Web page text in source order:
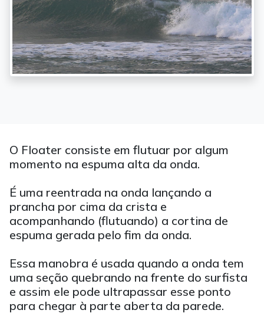
O Floater consiste em flutuar por algum
momento na espuma alta da onda.
É uma reentrada na onda lançando a
prancha por cima da crista e
acompanhando (flutuando) a cortina de
espuma gerada pelo fim da onda.
Essa manobra é usada quando a onda tem
uma seção quebrando na frente do surfista
e assim ele pode ultrapassar esse ponto
para chegar à parte aberta da parede.